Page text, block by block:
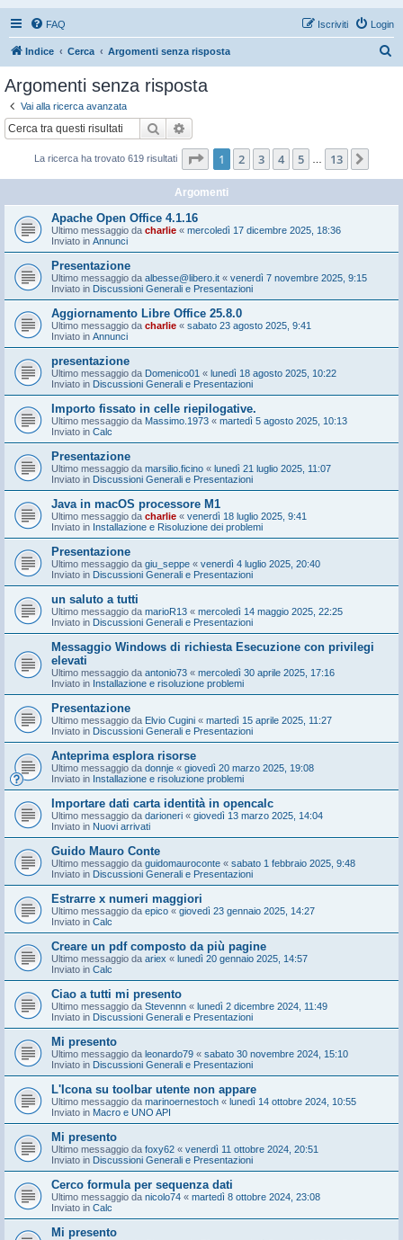
FAQ Login
Iscriviti
Indice Cerca Argomenti senza risposta
Argomenti senza risposta
Vai alla ricerca avanzata
Cerca
La ricerca ha trovato 619 risultati Pagina di 13
1 2 3 4 5 13
Argomenti
Apache Open Office 4.1.16
Ultimo messaggio da charlie « mercoledì 17 dicembre 2025, 18:36
Inviato in Annunci
Presentazione
Ultimo messaggio da albesse@libero.it « venerdì 7 novembre 2025, 9:15
Inviato in Discussioni Generali e Presentazioni
Aggiornamento Libre Office 25.8.0
Ultimo messaggio da charlie « sabato 23 agosto 2025, 9:41
Inviato in Annunci
presentazione
Ultimo messaggio da Domenico01 « lunedì 18 agosto 2025, 10:22
Inviato in Discussioni Generali e Presentazioni
Importo fissato in celle riepilogative.
Ultimo messaggio da Massimo.1973 « martedì 5 agosto 2025, 10:13
Inviato in Calc
Presentazione
Ultimo messaggio da marsilio.ficino « lunedì 21 luglio 2025, 11:07
Inviato in Discussioni Generali e Presentazioni
Java in macOS processore M1
Ultimo messaggio da charlie « venerdì 18 luglio 2025, 9:41
Inviato in Installazione e Risoluzione dei problemi
Presentazione
Ultimo messaggio da giu_seppe « venerdì 4 luglio 2025, 20:40
Inviato in Discussioni Generali e Presentazioni
un saluto a tutti
Ultimo messaggio da marioR13 « mercoledì 14 maggio 2025, 22:25
Inviato in Discussioni Generali e Presentazioni
Messaggio Windows di richiesta Esecuzione con privilegi
elevati
Ultimo messaggio da antonio73 « mercoledì 30 aprile 2025, 17:16
Inviato in Installazione e risoluzione problemi
Presentazione
Ultimo messaggio da Elvio Cugini « martedì 15 aprile 2025, 11:27
Inviato in Discussioni Generali e Presentazioni
Anteprima esplora risorse
Ultimo messaggio da donnje « giovedì 20 marzo 2025, 19:08
Inviato in Installazione e risoluzione problemi
Importare dati carta identità in opencalc
Ultimo messaggio da darioneri « giovedì 13 marzo 2025, 14:04
Inviato in Nuovi arrivati
Guido Mauro Conte
Ultimo messaggio da guidomauroconte « sabato 1 febbraio 2025, 9:48
Inviato in Discussioni Generali e Presentazioni
Estrarre x numeri maggiori
Ultimo messaggio da epico « giovedì 23 gennaio 2025, 14:27
Inviato in Calc
Creare un pdf composto da più pagine
Ultimo messaggio da ariex « lunedì 20 gennaio 2025, 14:57
Inviato in Calc
Ciao a tutti mi presento
Ultimo messaggio da Stevennn « lunedì 2 dicembre 2024, 11:49
Inviato in Discussioni Generali e Presentazioni
Mi presento
Ultimo messaggio da leonardo79 « sabato 30 novembre 2024, 15:10
Inviato in Discussioni Generali e Presentazioni
L'Icona su toolbar utente non appare
Ultimo messaggio da marinoernestoch « lunedì 14 ottobre 2024, 10:55
Inviato in Macro e UNO API
Mi presento
Ultimo messaggio da foxy62 « venerdì 11 ottobre 2024, 20:51
Inviato in Discussioni Generali e Presentazioni
Cerco formula per sequenza dati
Ultimo messaggio da nicolo74 « martedì 8 ottobre 2024, 23:08
Inviato in Calc
Mi presento